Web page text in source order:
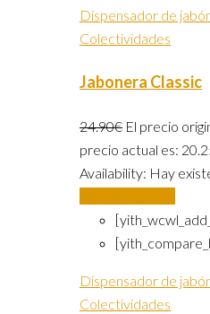
Dispensador de
Colectividades
Jabonera Classic
24.90€ El precio
precio actual es:
Availability: Hay
Dispensador de
Colectividades